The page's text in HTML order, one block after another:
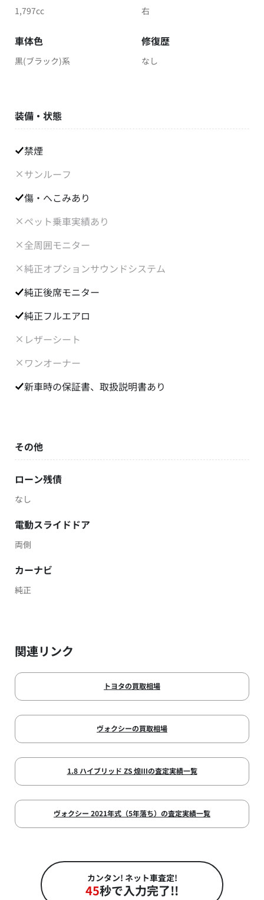
1,797cc 右
車体色
黒(ブラック)系
修復歴
なし
装備・状態
禁煙
サンルーフ
傷・へこみあり
ペット乗車実績あり
全周囲モニター
純正オプションサウンドシステム
純正後席モニター
純正フルエアロ
レザーシート
ワンオーナー
新車時の保証書、取扱説明書あり
その他
ローン残債
なし
電動スライドドア
両側
カーナビ
純正
関連リンク
トヨタの買取相場
ヴォクシーの買取相場
1.8 ハイブリッド ZS 煌IIIの査定実績一覧
ヴォクシー 2021年式（5年落ち）の査定実績一覧
カンタン! ネット車査定!
45秒で入力完了!!